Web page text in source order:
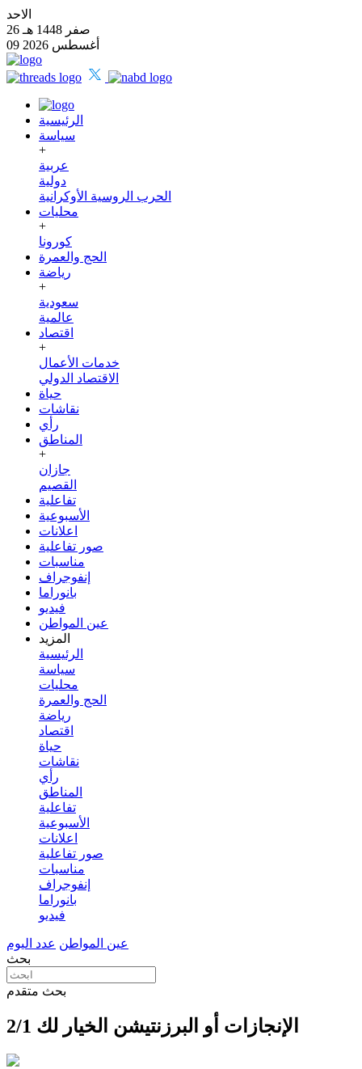
الاحد
26 صفر 1448 هـ
09 أغسطس 2026
الرئيسية
سياسة
+
عربية
دولية
الحرب الروسية الأوكرانية
محليات
+
كورونا
الحج والعمرة
رياضة
+
سعودية
عالمية
اقتصاد
+
خدمات الأعمال
الاقتصاد الدولي
حياة
نقاشات
رأي
المناطق
+
جازان
القصيم
تفاعلية
الأسبوعية
اعلانات
صور تفاعلية
مناسبات
إنفوجراف
بانوراما
فيديو
عين المواطن
المزيد
الرئيسية
سياسة
محليات
الحج والعمرة
رياضة
اقتصاد
حياة
نقاشات
رأي
المناطق
تفاعلية
الأسبوعية
اعلانات
صور تفاعلية
مناسبات
إنفوجراف
بانوراما
فيديو
عين المواطن عدد اليوم
بحث
بحث متقدم
الإنجازات أو البرزنتيشن الخيار لك 2/1